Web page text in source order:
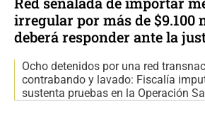
irregular por más de $9.100
deberá responder ante la
Ocho detenidos por una red
contrabando y lavado: Fiscalía
sustenta pruebas en la Operación